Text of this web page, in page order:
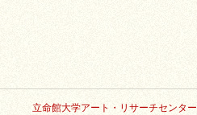
立命館大学アート・リサーチセンター